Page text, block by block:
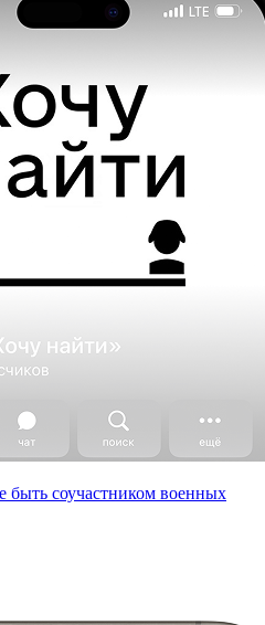
быть соучастником военных